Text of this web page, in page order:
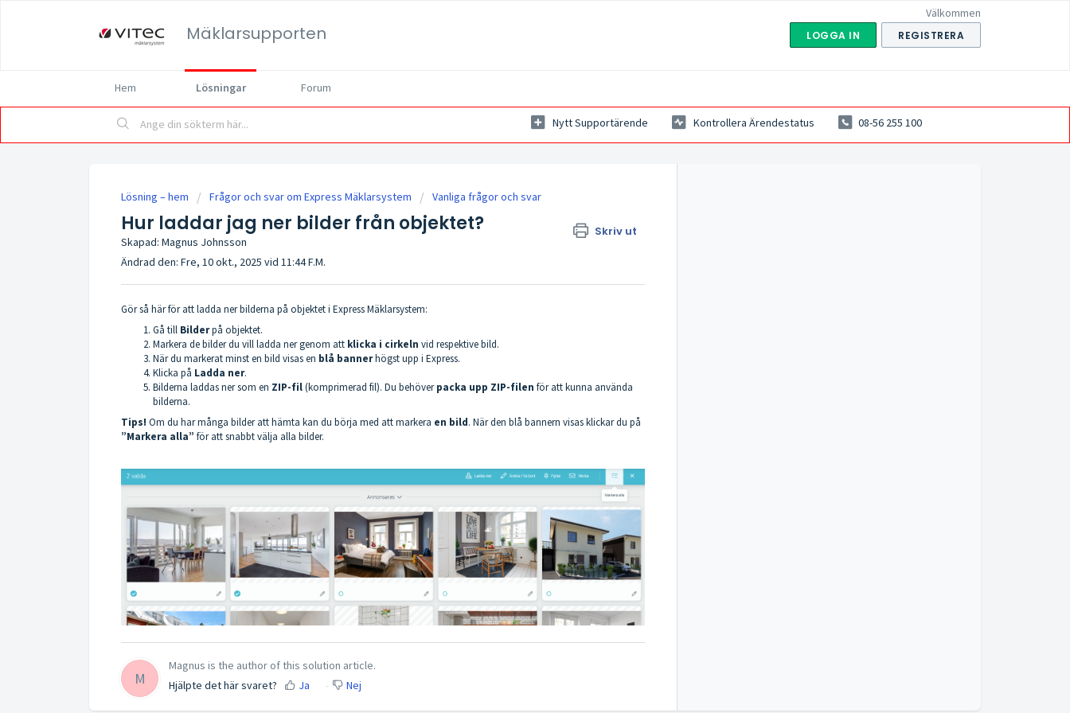
Mäklarsupporten
Välkommen
LOGGA IN REGISTRERA
Hem Lösningar Forum
Nytt Supportärende Kontrollera Ärendestatus 08-56 255 100
Lösning – hem Frågor och svar om Express Mäklarsystem Vanliga frågor och svar
Hur laddar jag ner bilder från objektet? Skriv ut
Skapad: Magnus Johnsson
Ändrad den: Fre, 10 okt., 2025 vid 11:44 F.M.
Gör så här för att ladda ner bilderna på objektet i Express Mäklarsystem:
Gå till Bilderpå objektet.
Markera de bilder du vill ladda ner genom att klicka i cirkeln vid respektive bild.
När du markerat minst en bild visas en blå bannerhögst upp i Express.
Klicka på Ladda ner.
Bilderna laddas ner som en ZIP-fil(komprimerad fil). Du behöverpacka upp ZIP-filen för att kunna använda
bilderna.
Tips! Om du har många bilder att hämta kan du börja med att markera en bild. När den blå bannern visas klickar du på
”Markera alla” för att snabbt välja alla bilder.
M
Magnus is the author of this solution article.
Hjälpte det här svaret?
Ja Nej